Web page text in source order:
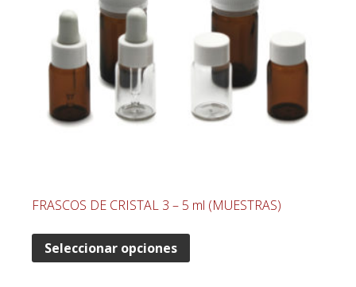
FRASCOS DE CRISTAL 3 – 5 ml (MUESTRAS)
Seleccionar opciones